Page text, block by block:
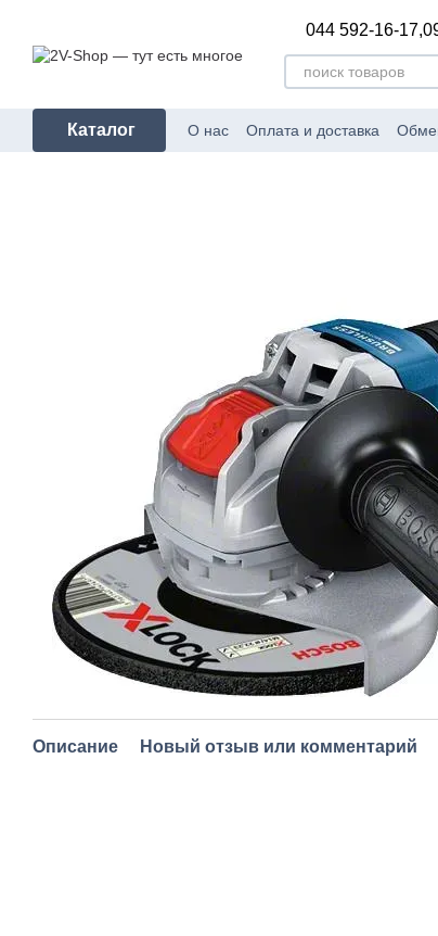
044 592-16-17,
Каталог О нас Оплата и доставка
Описание Новый отзыв или комментарий